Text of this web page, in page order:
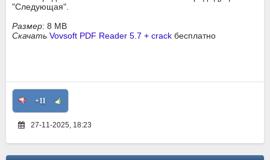
"Следующая".
Размер: 8 MB
Скачать Vovsoft PDF Reader 5.7 + crack бесплатно
+11
27-11-2025, 18:23